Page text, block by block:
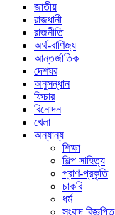
জাতীয়
রাজধানী
রাজনীতি
অর্থ-বাণিজ্য
আন্তর্জাতিক
দেশঘর
অনুসন্ধান
ফিচার
বিনোদন
খেলা
অন্যান্য
শিক্ষা
শিল্প সাহিত্য
প্রাণ-প্রকৃতি
চাকরি
ধর্ম
সংবাদ বিজ্ঞপ্তি